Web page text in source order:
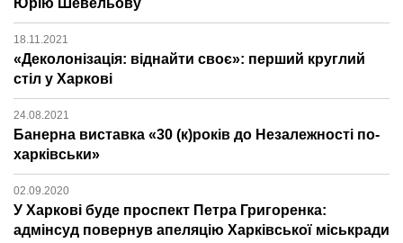
18.11.2021
«Деколонізація: віднайти своє»: перший круглий
стіл у Харкові
24.08.2021
Банерна виставка «30 (к)років до Незалежності по-
харківськи»
02.09.2020
У Харкові буде проспект Петра Григоренка:
адмінсуд повернув апеляцію Харківської міськради